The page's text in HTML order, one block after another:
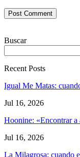
Buscar
Recent Posts
Igual Me Matas:
Jul 16, 2026
Hoonine: «Encontrar
Jul 16, 2026
La Milagrosa: cuando